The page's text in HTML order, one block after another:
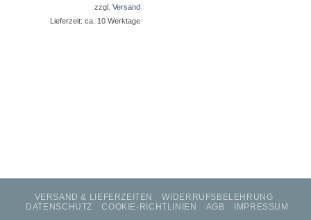
zzgl. Versand
Lieferzeit: ca. 10 Werktage
VERSAND & LIEFERZEITEN
WIDERRUFSBELEHRUNG
DATENSCHUTZ
COOKIE-RICHTLINIEN AGB IMPRESSUM